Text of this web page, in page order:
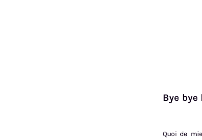
Bye
Quoi de